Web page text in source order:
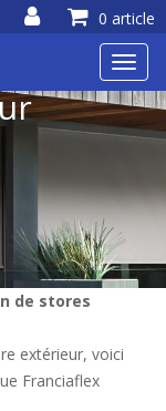
de stores
extérieur, voici
Franciaflex
0 article